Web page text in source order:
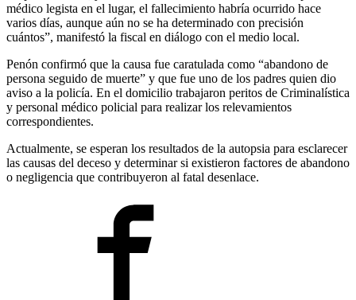
médico legista en el lugar, el fallecimiento habría ocurrido hace
varios días, aunque aún no se ha determinado con precisión
cuántos”, manifestó la fiscal en diálogo con el medio local.
Penón confirmó que la causa fue caratulada como “abandono de
persona seguido de muerte” y que fue uno de los padres quien dio
aviso a la policía. En el domicilio trabajaron peritos de Criminalística
y personal médico policial para realizar los relevamientos
correspondientes.
Actualmente, se esperan los resultados de la autopsia para esclarecer
las causas del deceso y determinar si existieron factores de abandono
o negligencia que contribuyeron al fatal desenlace.